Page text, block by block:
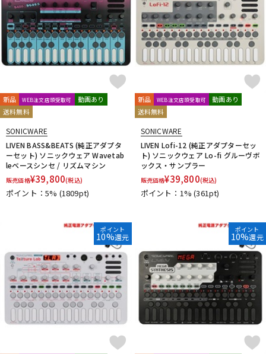
新品 WEB注文店頭受取可
動画あり
送料無料
SONICWARE
LIVEN BASS&BEATS (純正アダプタ
ーセット) ソニックウェア Wavetab
leベースシンセ / リズムマシン
販売価格¥39,800(税込)
ポイント：5% (1809pt)
新品 WEB注文店頭受取可
動画あり
送料無料
SONICWARE
LIVEN Lofi-12 (純正アダプターセッ
ト) ソニックウェア Lo-fi グルーヴボ
ックス・サンプラー
販売価格¥39,800(税込)
ポイント：1%(361pt)
ポイント
10%還元
ポイント
10%還元